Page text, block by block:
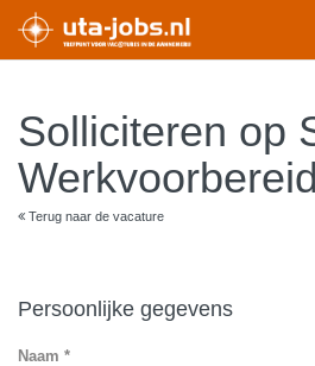
Solliciteren op
Terug naar de vacature
Persoonlijke gegevens
Naam *